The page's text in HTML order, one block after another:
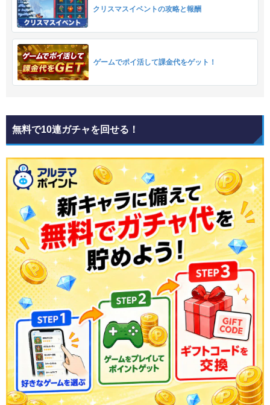
クリスマスイベントの攻略と報酬
ゲームでポイ活して課金代をゲット！
無料で10連ガチャを回せる！